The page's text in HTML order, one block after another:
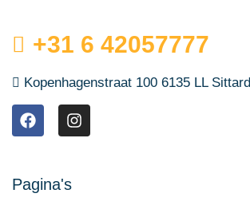
+31 6 42057777
Kopenhagenstraat 100 6135 LL Sittard
Pagina's